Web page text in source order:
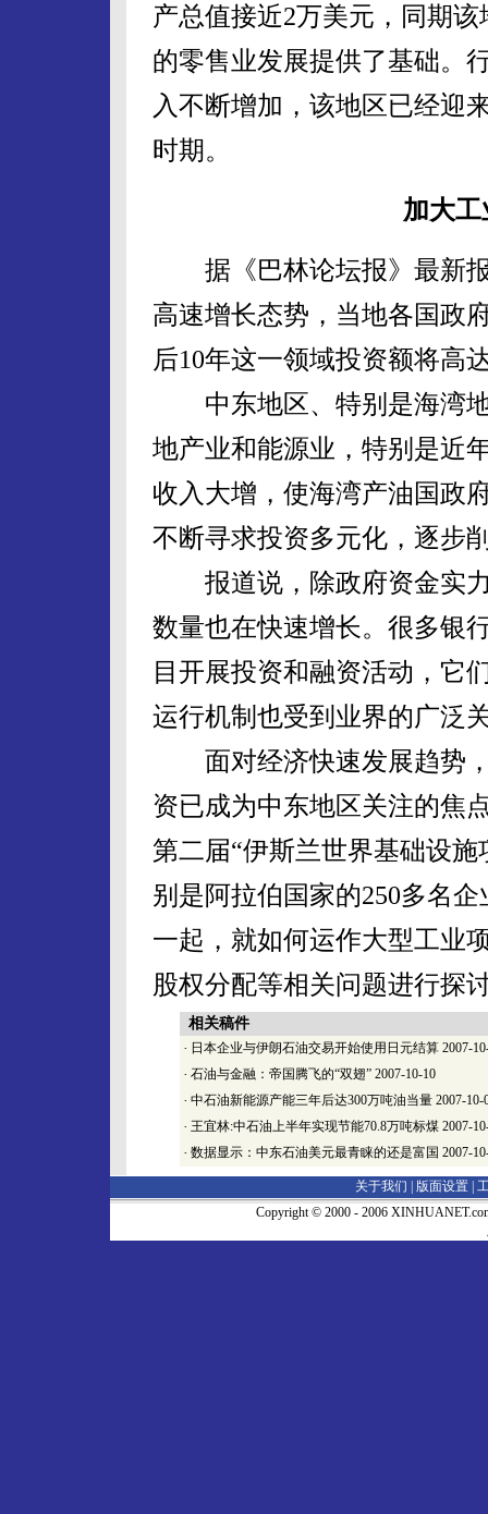
产总值接近2万美元，同期
的零售业发展提供了基础。
入不断增加，该地区已经迎
时期。
加大
据《巴林论坛报》最新报
高速增长态势，当地各国政
后10年这一领域投资额将高
中东地区、特别是海湾地
地产业和能源业，特别是近
收入大增，使海湾产油国政
不断寻求投资多元化，逐步
报道说，除政府资金实力
数量也在快速增长。很多银
目开展投资和融资活动，它
运行机制也受到业界的广泛
面对经济快速发展趋势，
资已成为中东地区关注的焦
第二届“伊斯兰世界基础设
别是阿拉伯国家的250多名
一起，就如何运作大型工业
股权分配等相关问题进行探
相关稿件
· 日本企业与伊朗石油交易开始使用日元结算 2007-
· 石油与金融：帝国腾飞的“双翅” 2007-10-10
· 中石油新能源产能三年后达300万吨油当量 2007-10-
· 王宜林:中石油上半年实现节能70.8万吨标煤 2007-
· 数据显示：中东石油美元最青睐的还是富国 2007-
关于我们 | 版面设置
Copyright © 2000 - 2006